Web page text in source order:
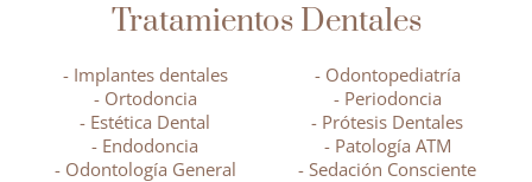
Tratamientos Dentales
- Implantes dentales
- Ortodoncia
- Estética Dental
- Endodoncia
- Odontología General
- Odontopediatría
- Periodoncia
- Prótesis Dentales
- Patología ATM
- Sedación Consciente